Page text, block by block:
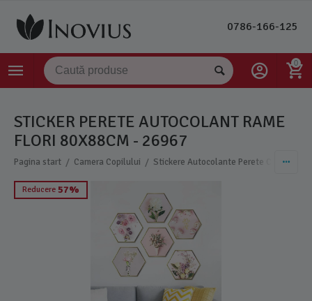
0786-166-125
0
STICKER PERETE AUTOCOLANT RAME
FLORI 80X88CM - 26967
Pagina start / Camera Copilului / Stickere Autocolante Perete Copii
Reducere 57%